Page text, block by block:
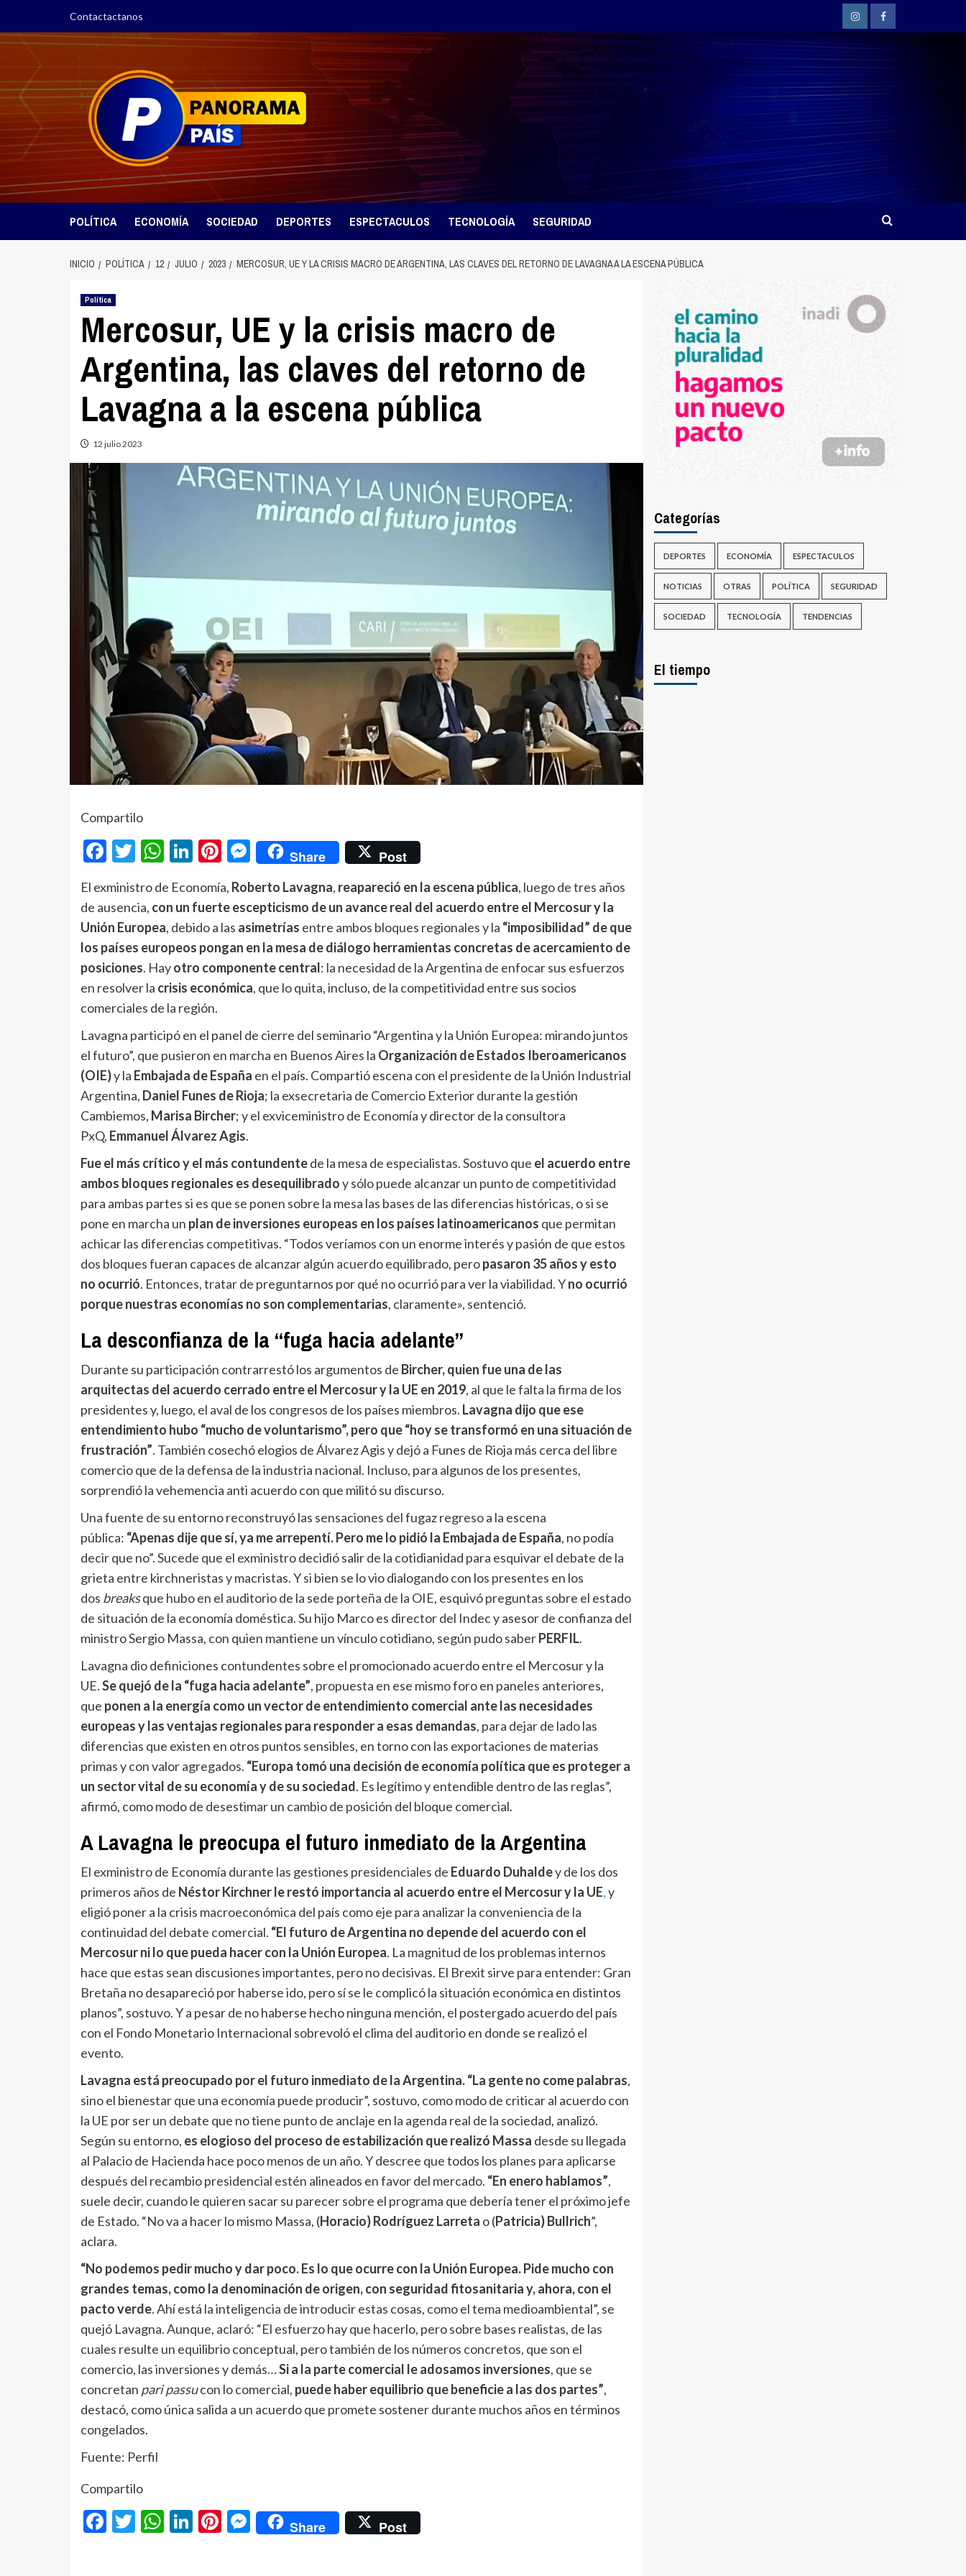
contenido
Contactactanos
InstagramFacebook
POLÍTICA ECONOMÍA SOCIEDAD DEPORTES ESPECTACULOS TECNOLOGÍA SEGURIDAD
INICIO POLÍTICA 12 JULIO 2023 MERCOSUR, UE Y LA CRISIS MACRO DE ARGENTINA, LAS CLAVES DEL RETORNO DE LAVAGNA A LA ESCENA PÚBLICA
Política
Mercosur, UE y la crisis macro de
Argentina, las claves del retorno de
Lavagna a la escena pública
12 julio 2023
Compartilo
Facebook
Twitter
WhatsApp
LinkedIn
Pinterest
Messenger
Share Post
El exministro de Economía, Roberto Lavagna, reapareció en la escena pública, luego de tres años
de ausencia, con un fuerte escepticismo de un avance real del acuerdo entre el Mercosur y la
Unión Europea, debido a las asimetrías entre ambos bloques regionales y la “imposibilidad” de que
los países europeos pongan en la mesa de diálogo herramientas concretas de acercamiento de
posiciones. Hayotro componente central: la necesidad de la Argentina de enfocar sus esfuerzos
en resolver la crisis económica, que lo quita, incluso, de la competitividad entre sus socios
comerciales de la región.
Lavagna participó en el panel de cierre del seminario “Argentina y la Unión Europea: mirando juntos
el futuro”, que pusieron en marcha en Buenos Aires la Organización de Estados Iberoamericanos
(OIE)y la Embajada de España en el país. Compartió escena con el presidente de la Unión Industrial
Argentina, Daniel Funes de Rioja; la exsecretaria de Comercio Exterior durante la gestión
Cambiemos, Marisa Bircher; y el exviceministro de Economía y director de la consultora
PxQ, Emmanuel Álvarez Agis.
Fue el más crítico y el más contundentede la mesa de especialistas. Sostuvo que el acuerdo entre
ambos bloques regionales es desequilibradoy sólo puede alcanzar un punto de competitividad
para ambas partes si es que se ponen sobre la mesa las bases de las diferencias históricas, o si se
pone en marcha un plan de inversiones europeas en los países latinoamericanos que permitan
achicar las diferencias competitivas. “Todos veríamos con un enorme interés y pasión de que estos
dos bloques fueran capaces de alcanzar algún acuerdo equilibrado, peropasaron 35 años y esto
no ocurrió. Entonces, tratar de preguntarnos por qué no ocurrió para ver la viabilidad. Yno ocurrió
porque nuestras economías no son complementarias, claramente», sentenció.
La desconfianza de la “fuga hacia adelante”
Durante su participación contrarrestó los argumentos de Bircher, quien fue una de las
arquitectas del acuerdo cerrado entre el Mercosur y la UE en 2019, al que le falta la firma de los
presidentes y, luego, el aval de los congresos de los países miembros. Lavagna dijo que ese
entendimiento hubo “mucho de voluntarismo”, pero que “hoy se transformó en una situación de
frustración”. También cosechó elogios de Álvarez Agis y dejó a Funes de Rioja más cerca del libre
comercio que de la defensa de la industria nacional. Incluso, para algunos de los presentes,
sorprendió la vehemencia anti acuerdo con que militó su discurso.
Una fuente de su entorno reconstruyó las sensaciones del fugaz regreso a la escena
pública: “Apenas dije que sí, ya me arrepentí. Pero me lo pidió la Embajada de España, no podía
decir que no”. Sucede que el exministro decidió salir de la cotidianidad para esquivar el debate de la
grieta entre kirchneristas y macristas. Y si bien se lo vio dialogando con los presentes en los
dos breaksque hubo en el auditorio de la sede porteña de la OIE, esquivó preguntas sobre el estado
de situación de la economía doméstica. Su hijo Marco es director del Indec y asesor de confianza del
ministro Sergio Massa, con quien mantiene un vínculo cotidiano, según pudo saberPERFIL.
Lavagna dio definiciones contundentes sobre el promocionado acuerdo entre el Mercosur y la
UE.Se quejó de la “fuga hacia adelante”, propuesta en ese mismo foro en paneles anteriores,
que ponen a la energía como un vector de entendimiento comercial ante las necesidades
europeas y las ventajas regionales para responder a esas demandas, para dejar de lado las
diferencias que existen en otros puntos sensibles, en torno con las exportaciones de materias
primas y con valor agregados. “Europa tomó una decisión de economía política que es proteger a
un sector vital de su economía y de su sociedad. Es legítimo y entendible dentro de las reglas”,
afirmó, como modo de desestimar un cambio de posición del bloque comercial.
A Lavagna le preocupa el futuro inmediato de la Argentina
El exministro de Economía durante las gestiones presidenciales de Eduardo Duhaldey de los dos
primeros años de Néstor Kirchnerle restó importancia al acuerdo entre el Mercosur y la UE,y
eligió poner a la crisis macroeconómica del país como eje para analizar la conveniencia de la
continuidad del debate comercial. “El futuro de Argentina no depende del acuerdo con el
Mercosur ni lo que pueda hacer con la Unión Europea. La magnitud de los problemas internos
hace que estas sean discusiones importantes, pero no decisivas. El Brexit sirve para entender: Gran
Bretaña no desapareció por haberse ido, pero sí se le complicó la situación económica en distintos
planos”, sostuvo. Y a pesar de no haberse hecho ninguna mención, el postergado acuerdo del país
con el Fondo Monetario Internacional sobrevoló el clima del auditorio en donde se realizó el
evento.
Lavagna está preocupado por el futuro inmediato de la Argentina. “La gente no come palabras,
sino el bienestar que una economía puede producir”, sostuvo, como modo de criticar al acuerdo con
la UE por ser un debate que no tiene punto de anclaje en la agenda real de la sociedad, analizó.
Según su entorno, es elogioso del proceso de estabilización que realizó Massa desde su llegada
al Palacio de Hacienda hace poco menos de un año. Y descree que todos los planes para aplicarse
después del recambio presidencial estén alineados en favor del mercado. “En enero hablamos”,
suele decir, cuando le quieren sacar su parecer sobre el programa que debería tener el próximo jefe
de Estado. “No va a hacer lo mismo Massa, (Horacio) Rodríguez Larreta o (Patricia) Bullrich”,
aclara.
“No podemos pedir mucho y dar poco. Es lo que ocurre con la Unión Europea. Pide mucho con
grandes temas, como la denominación de origen, con seguridad fitosanitaria y, ahora, con el
pacto verde. Ahí está la inteligencia de introducir estas cosas, como el tema medioambiental”, se
quejó Lavagna. Aunque, aclaró: “El esfuerzo hay que hacerlo, pero sobre bases realistas, de las
cuales resulte un equilibrio conceptual, pero también de los números concretos, que son el
comercio, las inversiones y demás…Si a la parte comercial le adosamos inversiones, que se
concretan pari passucon lo comercial, puede haber equilibrio que beneficie a las dos partes”,
destacó, como única salida a un acuerdo que promete sostener durante muchos años en términos
congelados.
Fuente: Perfil
Compartilo
Facebook
Twitter
WhatsApp
LinkedIn
Pinterest
Messenger
Share Post
Categorías
DEPORTES ECONOMÍA ESPECTACULOS
NOTICIAS OTRAS POLÍTICA SEGURIDAD
SOCIEDAD TECNOLOGÍA TENDENCIAS
El tiempo